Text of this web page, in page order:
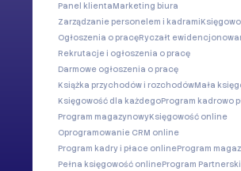
Panel klientaMarketing biura
Zarządzanie personelem i kadrami
Ogłoszenia o pracęRyczałt
Rekrutacje i ogłoszenia o pracę
Darmowe ogłoszenia o pracę
Książka przychodów i rozchodówMała
Księgowość dla każdegoProgram kadrowo
Program magazynowyKsięgowość online
Oprogramowanie CRM online
Program kadry i płace onlineProgram
Pełna księgowość onlineProgram Partnerski